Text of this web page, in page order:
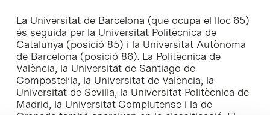
La Universitat de Barcelona (que ocupa el lloc 65)
és seguida per la Universitat Politècnica de
Catalunya (posició 85) i la Universitat Autònoma
de Barcelona (posició 86). La Politècnica de
València, la Universitat de Santiago de
Compostel·la, la Universitat de València, la
Universitat de Sevilla, la Universitat Politècnica de
Madrid, la Universitat Complutense i la de